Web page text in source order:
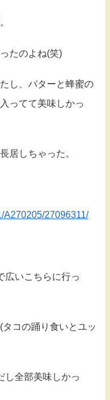
たのよね(笑)
し、バターと蜂蜜の
ってて美味しかっ
居しちゃった。
A270205/27096311/
広いこちらに行っ
コの踊り食いとユッ
し全部美味しかっ